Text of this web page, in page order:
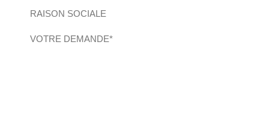
sociale
(Nécessaire)